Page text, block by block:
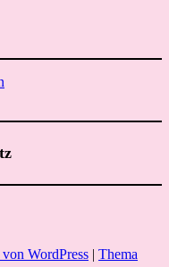
WordPress | Thema